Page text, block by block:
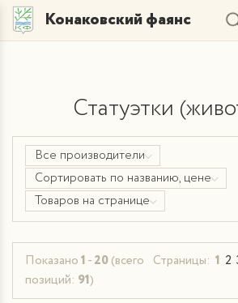
Конаковский фаянс
Статуэтки
Все производители
Сортировать по названию, цене
Товаров на странице
Страницы: 1 2
Показано1-20(всего
позиций: 91)